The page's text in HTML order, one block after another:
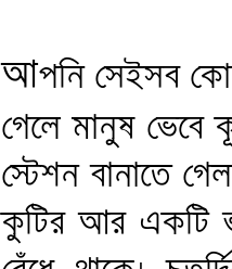
আপনি সেইসব
গেলে মানুষ
স্টেশন বানাতে
কুটির আর একটি